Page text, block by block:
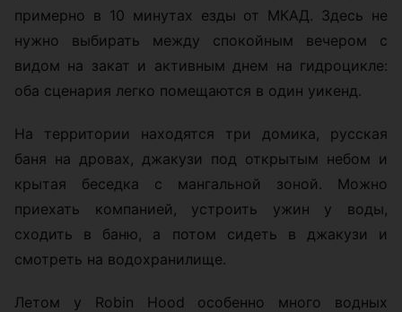
примерно в 10 минутах езды от МКАД. Здесь не
нужно выбирать между спокойным вечером с
видом на закат и активным днем на гидроцикле:
оба сценария легко помещаются в один уикенд.
На территории находятся три домика, русская
баня на дровах, джакузи под открытым небом и
крытая беседка с мангальной зоной. Можно
приехать компанией, устроить ужин у воды,
сходить в баню, а потом сидеть в джакузи и
смотреть на водохранилище.
Летом у Robin Hood особенно много водных